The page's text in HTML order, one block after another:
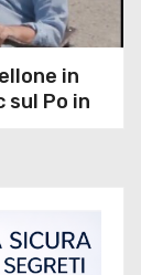
in
sul Po in